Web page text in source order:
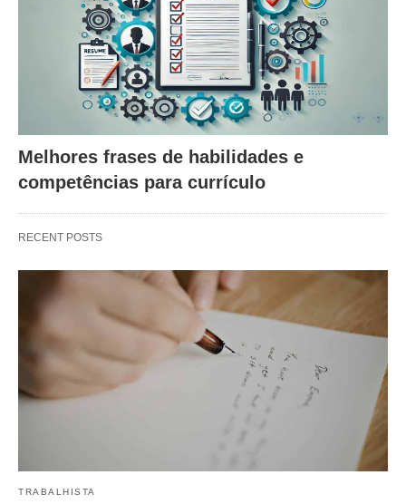
Melhores frases de habilidades e
competências para currículo
RECENT POSTS
TRABALHISTA